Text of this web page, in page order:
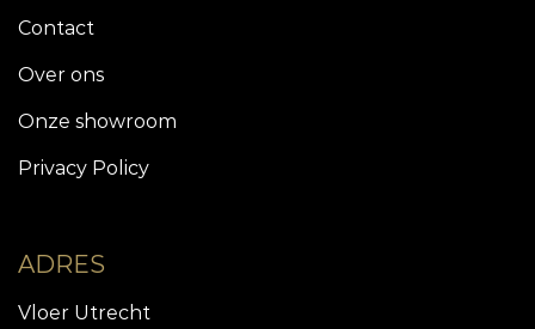
Contact
Over ons
Onze showroom
Privacy Policy
ADRES
Vloer Utrecht